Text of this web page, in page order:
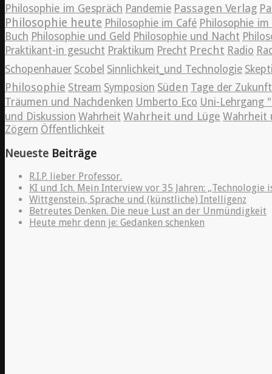
Philosophie im Gespräch Pandemie Passagen Verlag
Philosophie heute Philosophie im Café Philosophie im
Buch Philosophie und Geld Philosophie und Nacht
Praktikant-in gesucht Praktikum Precht Precht Radio
Schopenhauer Scobel Sinnlichkeit_und Technologie
Philosophie Stream Symposion Süden Tage der Zukunft
Träumen und Nachdenken Umberto Eco Uni-Lehrgang
und Diskussion Wahrheit Wahrheit und Lüge Wahrheit
Zögern Öffentlichkeit
Neueste Beiträge
R.I.P. lieber Professor.
KI und Ich. Mein Interview vor 35 Jahren: „Technologie
Wittgenstein, Sprache und (künstliche) Intelligenz
Betreutes Denken. Die neue Lust an der Unmündigkeit
Heute mehr denn je: Gedanken schenken